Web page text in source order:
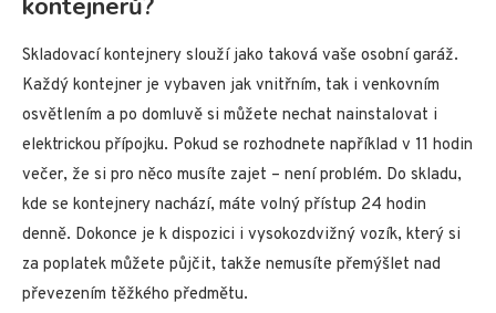
kontejnerů?
Skladovací kontejnery slouží jako taková vaše osobní garáž.
Každý kontejner je vybaven jak vnitřním, tak i venkovním
osvětlením a po domluvě si můžete nechat nainstalovat i
elektrickou přípojku. Pokud se rozhodnete například v 11 hodin
večer, že si pro něco musíte zajet – není problém. Do skladu,
kde se kontejnery nachází, máte volný přístup 24 hodin
denně. Dokonce je k dispozici i vysokozdvižný vozík, který si
za poplatek můžete půjčit, takže nemusíte přemýšlet nad
převezením těžkého předmětu.